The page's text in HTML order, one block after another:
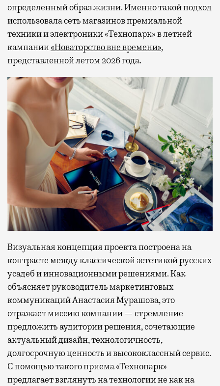
определенный образ жизни. Именно такой подход
использовала сеть магазинов премиальной
техники и электроники «Технопарк» в летней
кампании«Новаторство вне времени»,
представленной летом 2026 года.
Визуальная концепция проекта построена на
контрасте между классической эстетикой русских
усадеб и инновационными решениями. Как
объясняет руководитель маркетинговых
коммуникаций Анастасия Мурашова, это
отражает миссию компании — стремление
предложить аудитории решения, сочетающие
актуальный дизайн, технологичность,
долгосрочную ценность и высококлассный сервис.
С помощью такого приема «Технопарк»
предлагает взглянуть на технологии не как на